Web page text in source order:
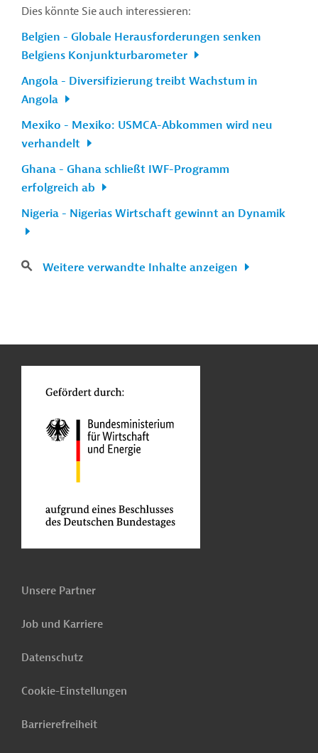
Dies könnte Sie auch interessieren:
Belgien - Globale Herausforderungen senken
Belgiens Konjunkturbarometer
Angola - Diversifizierung treibt Wachstum in
Angola
Mexiko - Mexiko: USMCA-Abkommen wird neu
verhandelt
Ghana - Ghana schließt IWF-Programm
erfolgreich ab
Nigeria - Nigerias Wirtschaft gewinnt an Dynamik
Weitere verwandte Inhalte anzeigen
Unsere Partner
Job und Karriere
Datenschutz
Cookie-Einstellungen
Barrierefreiheit